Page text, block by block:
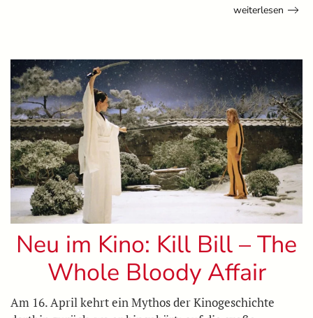
weiterlesen
Neu im Kino: Kill Bill – The
Whole Bloody Affair
Am 16. April kehrt ein Mythos der Kinogeschichte